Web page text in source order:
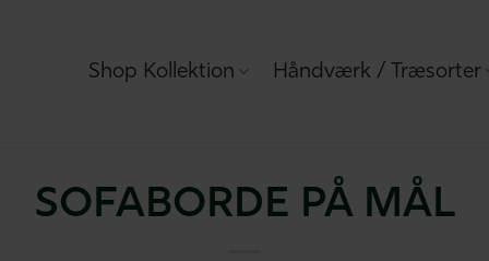
Shop Kollektion Håndværk / Træsorter
SOFABORDE PÅ MÅL